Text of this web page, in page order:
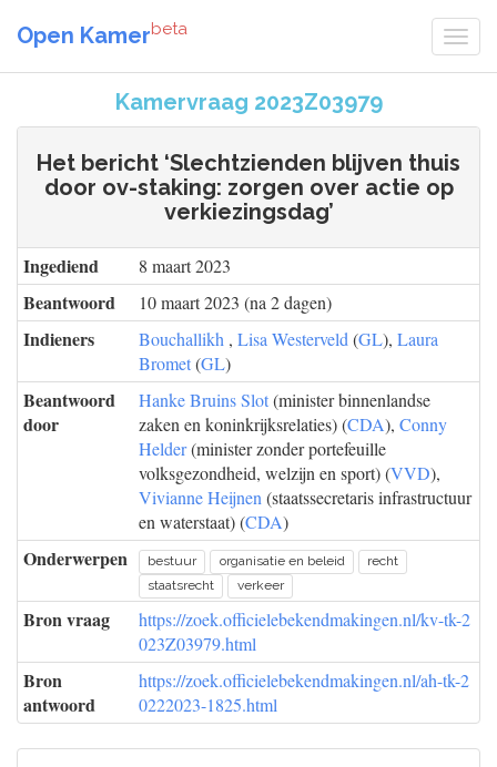
Open Kamerbeta
Kamervraag 2023Z03979
Het bericht ‘Slechtzienden blijven thuis
door ov-staking: zorgen over actie op
verkiezingsdag’
Ingediend 8 maart 2023
Beantwoord 10 maart 2023 (na 2 dagen)
Indieners Bouchallikh , Lisa Westerveld (GL), Laura
Bromet(GL)
Beantwoord
door
Hanke Bruins Slot(minister binnenlandse
zaken en koninkrijksrelaties) (CDA), Conny
Helder(minister zonder portefeuille
volksgezondheid, welzijn en sport) (VVD),
Vivianne Heijnen (staatssecretaris infrastructuur
en waterstaat) (CDA)
Onderwerpen bestuur organisatie en beleid
recht
staatsrecht
verkeer
Bron vraag
https://zoek.officielebekendmakingen.nl/kv-tk-2
023Z03979.html
Bron
antwoord
https://zoek.officielebekendmakingen.nl/ah-tk-2
0222023-1825.html